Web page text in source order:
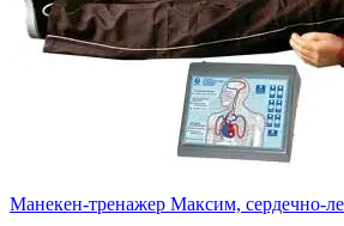
Манекен-тренажер Максим, сердечно-